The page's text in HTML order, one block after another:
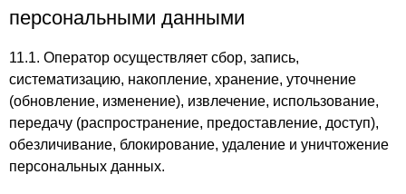
персональными данными
11.1. Оператор осуществляет сбор, запись,
систематизацию, накопление, хранение, уточнение
(обновление, изменение), извлечение, использование,
передачу (распространение, предоставление, доступ),
обезличивание, блокирование, удаление и уничтожение
персональных данных.